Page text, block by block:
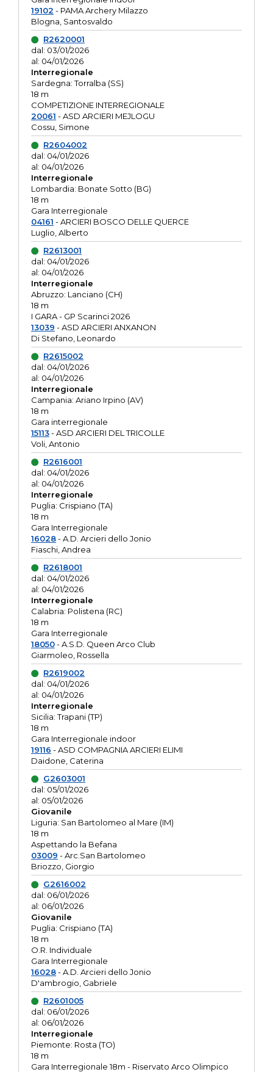
19102 - PAMA Archery Milazzo
Blogna, Santosvaldo
R2620001
dal: 03/01/2026
al: 04/01/2026
Interregionale
Sardegna: Torralba (SS)
18 m
COMPETIZIONE INTERREGIONALE
20061 - ASD ARCIERI MEJLOGU
Cossu, Simone
R2604002
dal: 04/01/2026
al: 04/01/2026
Interregionale
Lombardia: Bonate Sotto (BG)
18 m
Gara Interregionale
04161 - ARCIERI BOSCO DELLE QUERCE
Luglio, Alberto
R2613001
dal: 04/01/2026
al: 04/01/2026
Interregionale
Abruzzo: Lanciano (CH)
18 m
I GARA - GP Scarinci 2026
13039 - ASD ARCIERI ANXANON
Di Stefano, Leonardo
R2615002
dal: 04/01/2026
al: 04/01/2026
Interregionale
Campania: Ariano Irpino (AV)
18 m
Gara interregionale
15113- ASD ARCIERI DEL TRICOLLE
Voli, Antonio
R2616001
dal: 04/01/2026
al: 04/01/2026
Interregionale
Puglia: Crispiano (TA)
18 m
Gara Interregionale
16028- A.D. Arcieri dello Jonio
Fiaschi, Andrea
R2618001
dal: 04/01/2026
al: 04/01/2026
Interregionale
Calabria: Polistena (RC)
18 m
Gara Interregionale
18050- A.S.D. Queen Arco Club
Giarmoleo, Rossella
R2619002
dal: 04/01/2026
al: 04/01/2026
Interregionale
Sicilia: Trapani (TP)
18 m
Gara Interregionale indoor
19116 - ASD COMPAGNIA ARCIERI ELIMI
Daidone, Caterina
G2603001
dal: 05/01/2026
al: 05/01/2026
Giovanile
Liguria: San Bartolomeo al Mare (IM)
18 m
Aspettando la Befana
03009 - Arc.San Bartolomeo
Briozzo, Giorgio
G2616002
dal: 06/01/2026
al: 06/01/2026
Giovanile
Puglia: Crispiano (TA)
18 m
O.R. Individuale
Gara Interregionale
16028- A.D. Arcieri dello Jonio
D'ambrogio, Gabriele
R2601005
dal: 06/01/2026
al: 06/01/2026
Interregionale
Piemonte: Rosta (TO)
18 m
Gara Interregionale 18m - Riservato Arco Olimpico